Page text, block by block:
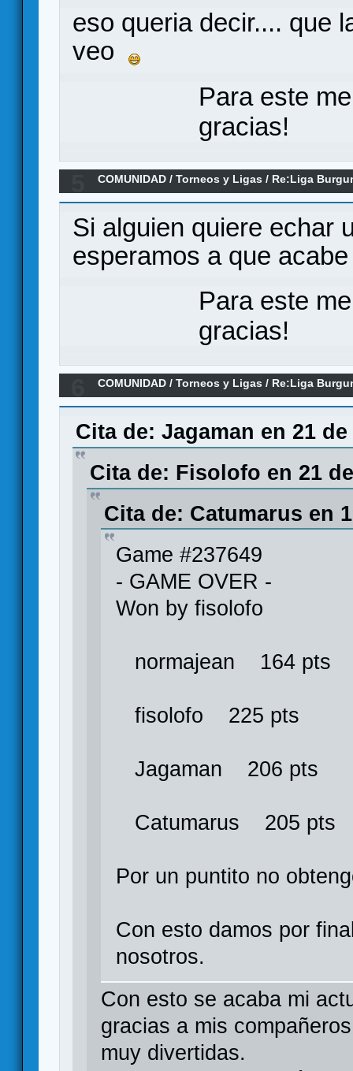
eso queria decir.... que
veo
Para este
gracias!
COMUNIDAD /Torneos y Ligas / Re:Liga
Si alguien quiere echar
esperamos a que
Para este
gracias!
COMUNIDAD /Torneos y Ligas / Re:Liga
Cita de: Jagaman en 21
Cita de: Fisolofo en 21
Cita de: Catumarus en
Game #237649
- GAME OVER -
Won by fisolofo
normajean 164 pts
fisolofo 225 pts
Jagaman 206 pts
Catumarus 205 pts
Por un puntito no
Con esto damos por
nosotros.
Con esto se acaba mi
gracias a mis
muy divertidas.